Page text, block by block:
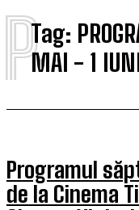
Tag:
MAI - 1
P
Programul
de la Cinema